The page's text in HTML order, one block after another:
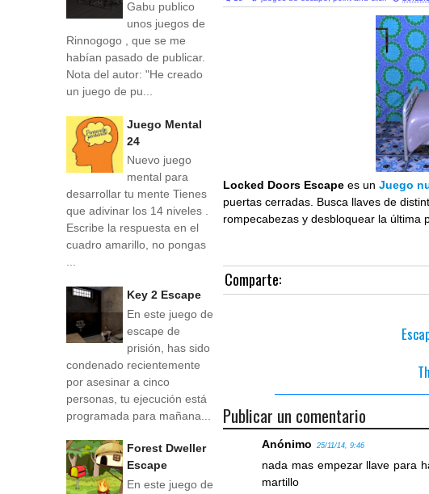
Locked Doors Escape es unJuego
puertas cerradas. Busca llaves de
rompecabezas y desbloquear la última
Comparte:
Publicar un comentario
Anónimo 25/11/14, 9:46
nada mas empezar llave para
martillo
Gabu publico
unos juegos de
Rinnogogo , que se me
habían pasado de publicar.
Nota del autor: "He creado
un juego de pu...
Juego Mental
24
Nuevo juego
mental para
desarrollar tu mente Tienes
que adivinar los 14 niveles .
Escribe la respuesta en el
cuadro amarillo, no pongas
...
Key 2 Escape
En este juego de
escape de
prisión, has sido
condenado recientemente
por asesinar a cinco
personas, tu ejecución está
programada para mañana...
Forest Dweller
Escape
En este juego de